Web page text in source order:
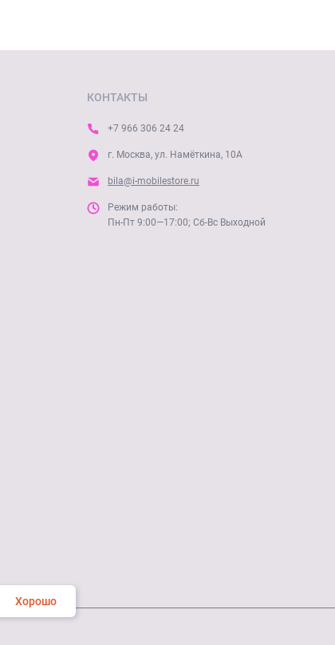
КОНТАКТЫ
+7 966 306 24 24
г. Москва, ул. Намёткина, 10А
bila@i-mobilestore.ru
Режим работы:
Пн-Пт 9:00—17:00; Сб-Вс Выходной
Хорошо